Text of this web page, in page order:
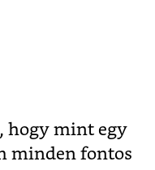
hogy mint egy
minden fontos